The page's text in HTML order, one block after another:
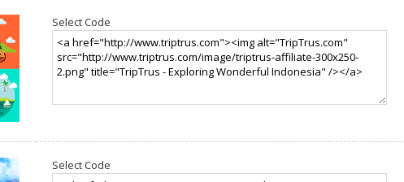
Select Code
Select Code